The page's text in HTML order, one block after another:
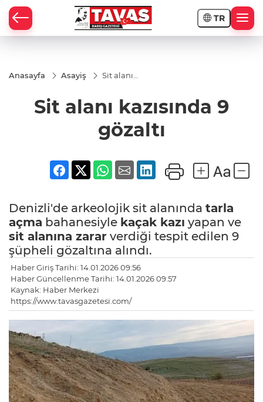
TR
Anasayfa Asayiş
Sit alanı
Sit alanı kazısında 9
gözaltı
Denizli'de arkeolojik sit alanında tarla
açma bahanesiyle kaçak kazı yapan ve
sit alanına zarar verdiği tespit edilen 9
şüpheli gözaltına alındı.
Haber Giriş Tarihi: 14.01.2026 09:56
Haber Güncellenme Tarihi: 14.01.2026 09:57
Kaynak: Haber Merkezi
https://www.tavasgazetesi.com/